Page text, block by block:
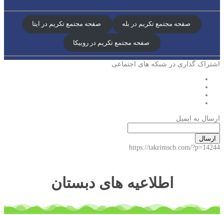
صفحه مجتمع تکریم در بله صفحه مجتمع تکریم در ایتا
صفحه مجتمع تکریم در روبیکا
اشتراک گذاری در شبکه های اجتماعی
ارسال به ایمیل
ارسال
https://takrimsch.com/?p=14244
اطلاعیه های دبستان